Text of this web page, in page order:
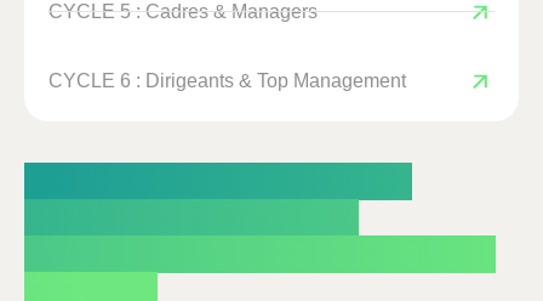
CYCLE 5 : Cadres & Managers
CYCLE 6 : Dirigeants & Top Management